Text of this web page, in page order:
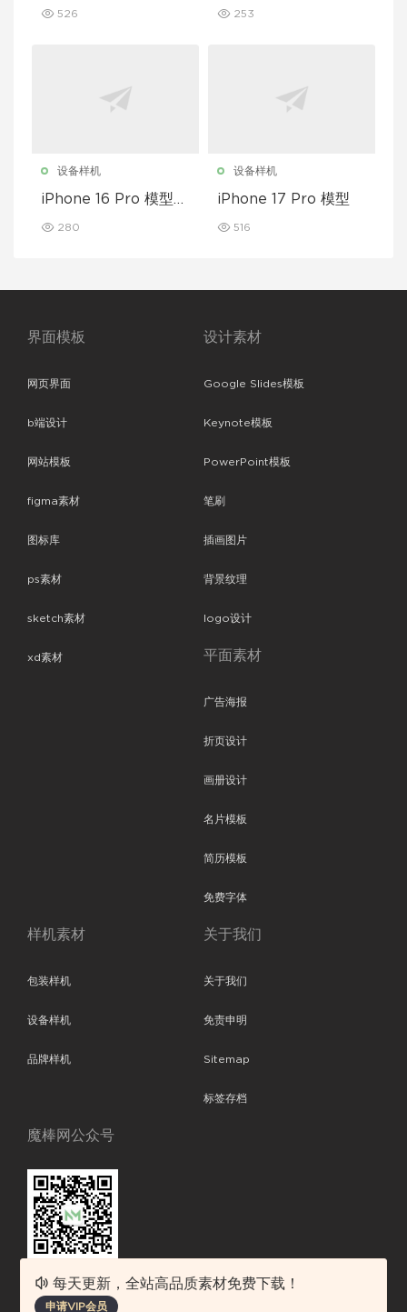
526 253
设备样机
iPhone 16 Pro 模型样
280
设备样机
iPhone 17 Pro 模型
516
界面模板
网页界面
b端设计
网站模板
figma素材
图标库
ps素材
sketch素材
xd素材
设计素材
Google Slides模板
Keynote模板
PowerPoint模板
笔刷
插画图片
背景纹理
logo设计
平面素材
广告海报
折页设计
画册设计
名片模板
简历模板
免费字体
样机素材
包装样机
设备样机
品牌样机
关于我们
关于我们
免责申明
Sitemap
标签存档
魔棒网公众号
魔棒网提供优质设计模板下载，分享优秀的设计。素材包含了APP设计、
每天更新，全站高品质素材免费下载！
申请VIP会员